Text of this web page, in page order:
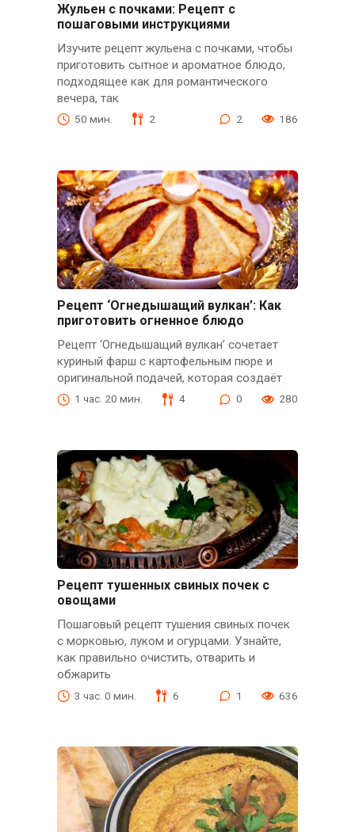
Жульен с почками: Рецепт с
пошаговыми инструкциями
Изучите рецепт жульена с почками, чтобы
приготовить сытное и ароматное блюдо,
подходящее как для романтического
вечера, так
50 мин. 2 2 186
Рецепт ‘Огнедышащий вулкан’: Как
приготовить огненное блюдо
Рецепт ‘Огнедышащий вулкан’ сочетает
куриный фарш с картофельным пюре и
оригинальной подачей, которая создаёт
1 час. 20 мин. 4 0 280
Рецепт тушенных свиных почек с
овощами
Пошаговый рецепт тушения свиных почек
с морковью, луком и огурцами. Узнайте,
как правильно очистить, отварить и
обжарить
3 час. 0 мин. 6 1 636